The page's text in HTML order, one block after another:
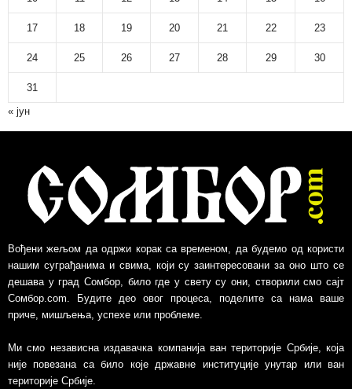
17 18 19 20 21 22 23
24 25 26 27 28 29 30
31
« јун
Вођени жељом да одржи корак са временом, да будемо од користи
нашим суграђанима и свима, који су заинтересовани за оно што се
дешава у град Сомбор, било где у свету су они, створили смо сајт
Сомбор.com. Будите део овог процеса, поделите са нама ваше
приче, мишљења, успехе или проблеме.
Ми смо независна издавачка компанија ван територије Србије, којa
није повезанa са било које државне институције унутар или ван
територије Србије.